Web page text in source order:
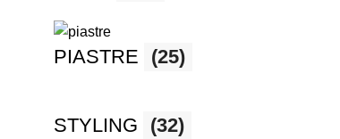
PIASTRE (25)
STYLING (32)